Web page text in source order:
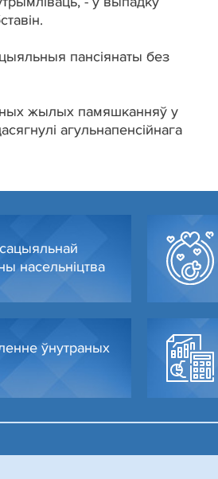
пансіянаты без
жылых памяшканняў у
агульнапенсійнага
насельніцтва
ўнутраных